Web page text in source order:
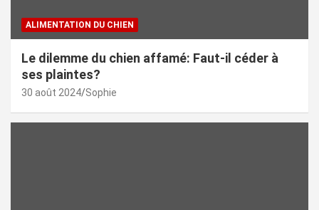
ALIMENTATION DU CHIEN
Le dilemme du chien affamé: Faut-il céder à
ses plaintes?
30 août 2024 Sophie